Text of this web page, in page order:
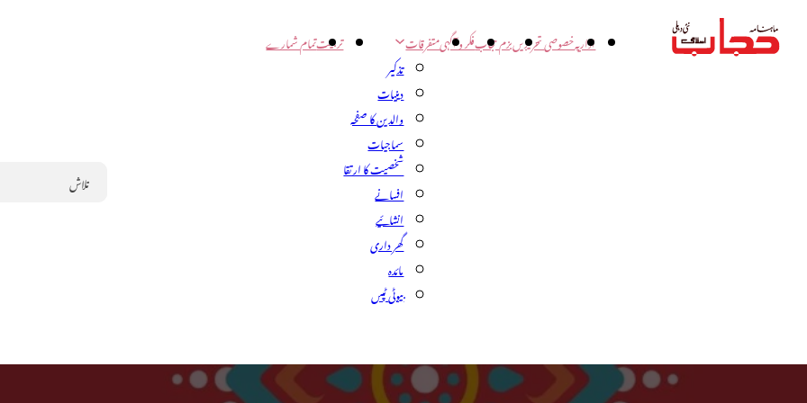
اداریہخصوصی تحریریںبزم حجابفکر و آگہیمتفرقات
تذکیر
دینیات
والدین کا صفحہ
سماجیات
شخصیت کا ارتقا
افسانے
انشائیے
گھر داری
مائدہ
بیوٹی ٹپس
تربیتتمام شمارے
Search